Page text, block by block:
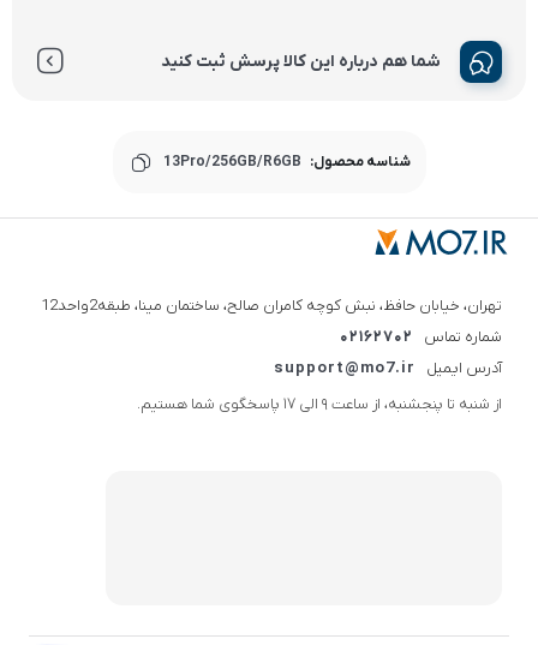
شما هم درباره این کالا پرسش ثبت کنید
شناسه محصول: 13Pro/256GB/R6GB
تهران، خیابان حافظ، نبش کوچه کامران صالح، ساختمان مینا، طبقه2واحد12
شماره تماس
02162702
آدرس ایمیل
support@mo7.ir
از شنبه تا پنجشنبه، از ساعت 9 الی 17 پاسخگوی شما هستیم.